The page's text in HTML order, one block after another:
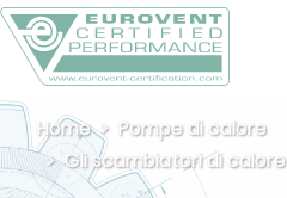
Home
Pompe di calore
Gli scambiatori di calore